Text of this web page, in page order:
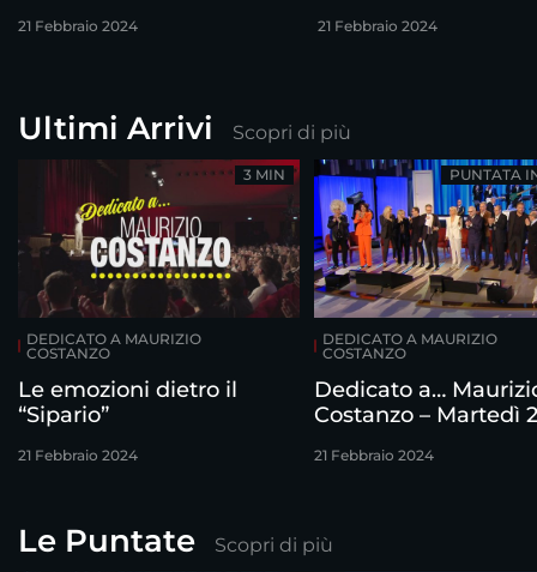
21 Febbraio 2024 21 Febbraio 2024
Ultimi Arrivi Scopri di più
DEDICATO A MAURIZIO
COSTANZO
Le emozioni dietro il
“Sipario”
21 Febbraio 2024
3 MIN
DEDICATO A MAURIZIO
COSTANZO
Dedicato a…
Costanzo – Martedì
21 Febbraio 2024
PUNTATA
Le Puntate Scopri di più